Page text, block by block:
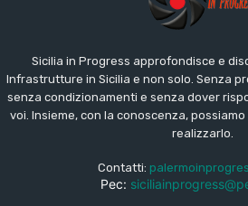
Sicilia in Progress approfondisce e
Infrastrutture in Sicilia e non solo. Senza
senza condizionamenti e senza dover
voi. Insieme, con la conoscenza,
realizzarlo.
Contatti:
Pec: